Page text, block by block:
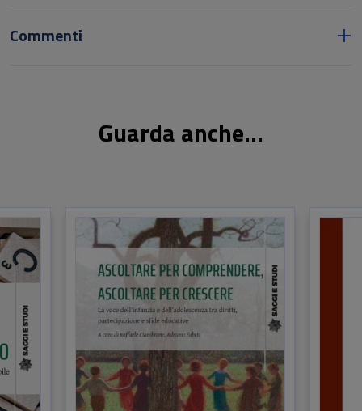
Commenti
Guarda anche...